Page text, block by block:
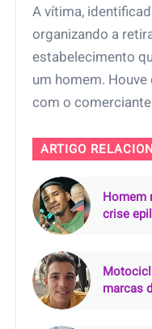
A vítima,
organizando a
estabelecimento
um homem.
com o
ARTIGO
Homem
crise
marcas